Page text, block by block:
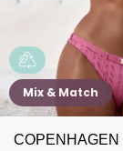
Mix & Match
COPENHAGEN